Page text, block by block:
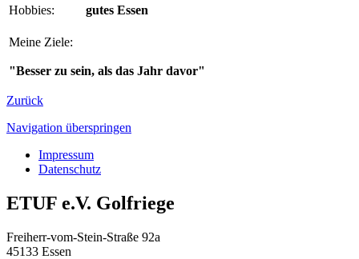
Hobbies:
gutes Essen
Meine Ziele:
"Besser zu sein, als das Jahr davor"
Zurück
Navigation überspringen
Impressum
Datenschutz
ETUF e.V. Golfriege
Freiherr-vom-Stein-Straße 92a
45133 Essen